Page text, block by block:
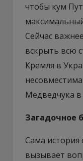
чтобы кум
Сейчас
вскрыть всю
Кремля в
Медведчука в
Загадочное
Сама история
вызывает